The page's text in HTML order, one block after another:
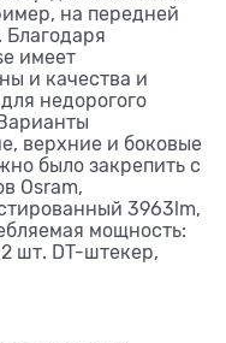
на передней
имеет
и качества и
недорогого
верхние и боковые
было закрепить с
Osram,
3963lm,
мощность:
шт. DT-штекер,